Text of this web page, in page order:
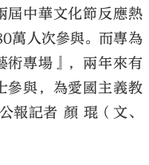
屆中華文化節反應熱
萬人次參與。而專為
術專場』，兩年來有
參與，為愛國主義教
報記者 顏 琨（文、